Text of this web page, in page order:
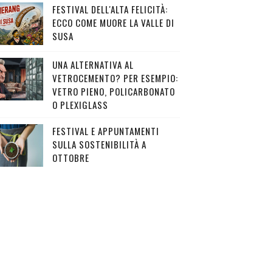
FESTIVAL DELL'ALTA FELICITÀ:
ECCO COME MUORE LA VALLE DI
SUSA
UNA ALTERNATIVA AL
VETROCEMENTO? PER ESEMPIO:
VETRO PIENO, POLICARBONATO
O PLEXIGLASS
FESTIVAL E APPUNTAMENTI
SULLA SOSTENIBILITÀ A
OTTOBRE